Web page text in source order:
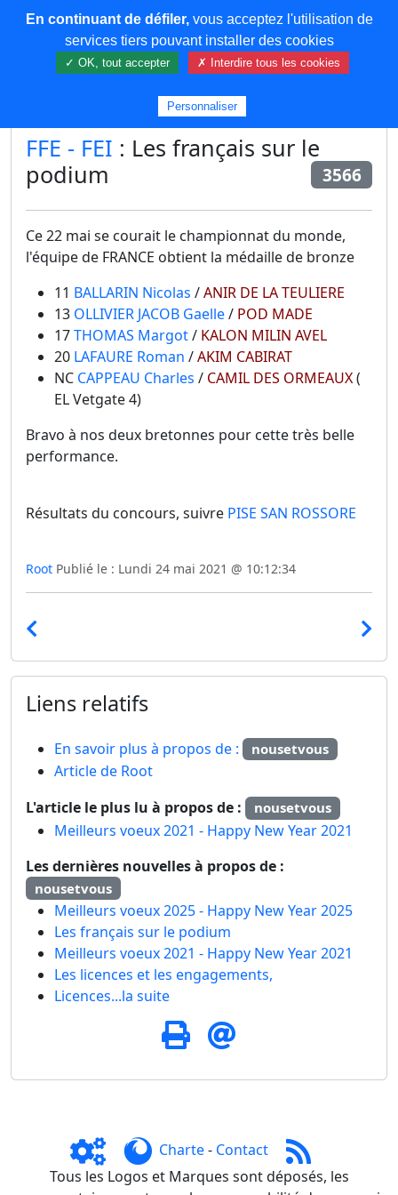
COREMA
FFE - FEI : Les français sur le
podium
3566
Ce 22 mai se courait le championnat du monde,
l'équipe de FRANCE obtient la médaille de bronze
11 BALLARIN Nicolas /ANIR DE LA TEULIERE
13 OLLIVIER JACOB Gaelle/ POD MADE
17THOMAS Margot/ KALON MILIN AVEL
20 LAFAURE Roman /AKIM CABIRAT
NC CAPPEAU Charles / CAMIL DES ORMEAUX(
EL Vetgate 4)
Bravo à nos deux bretonnes pour cette très belle
performance.
Résultats du concours, suivre PISE SAN ROSSORE
Root Publié le : Lundi 24 mai 2021 @ 10:12:34
Liens relatifs
En savoir plus à propos de : nousetvous
Article de Root
L'article le plus lu à propos de :
nousetvous
Meilleurs voeux 2021 - Happy New Year 2021
Les dernières nouvelles à propos de :
nousetvous
Meilleurs voeux 2025 - Happy New Year 2025
Les français sur le podium
Meilleurs voeux 2021 - Happy New Year 2021
Les licences et les engagements,
Licences...la suite
Charte- Contact
Tous les Logos et Marques sont déposés, les
En continuant de défiler,vous acceptez l'utilisation de
services tiers pouvant installer des cookies
✓ OK, tout accepter ✗ Interdire tous les cookies
Personnaliser